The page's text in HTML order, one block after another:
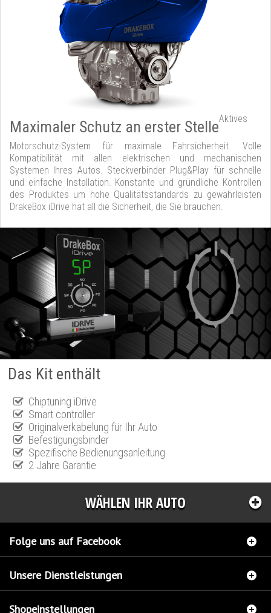
Maximaler Schutz an erster StelleAktives
Motorschutz-System für maximale Fahrsicherheit. Volle
Kompatibilität mit allen elektrischen und mechanischen
Systemen Ihres Autos. Steckverbinder Plug&Play für schnelle
und einfache Installation. Konstante und gründliche Kontrollen
des Produktes um hohe Qualitätsstandards zu gewährleisten
DrakeBox iDrive hat all die Sicherheit, die Sie brauchen.
Das Kit enthält
Chiptuning iDrive
Smart controller
Originalverkabelung für Ihr Auto
Befestigungsbinder
Spezifische Bedienungsanleitung
2 Jahre Garantie
WÄHLEN IHR AUTO
Folge uns auf Facebook
Unsere Dienstleistungen
Shopeinstellungen